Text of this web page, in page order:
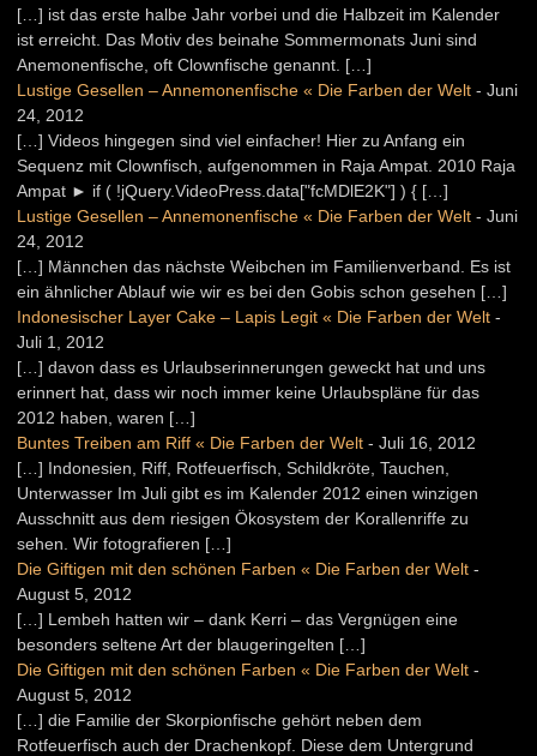
[…] ist das erste halbe Jahr vorbei und die Halbzeit im Kalender
ist erreicht. Das Motiv des beinahe Sommermonats Juni sind
Anemonenfische, oft Clownfische genannt. […]
Lustige Gesellen – Annemonenfische « Die Farben der Welt - Juni
24, 2012
[…] Videos hingegen sind viel einfacher! Hier zu Anfang ein
Sequenz mit Clownfisch, aufgenommen in Raja Ampat. 2010 Raja
Ampat ► if ( !jQuery.VideoPress.data["fcMDlE2K"] ) { […]
Lustige Gesellen – Annemonenfische « Die Farben der Welt - Juni
24, 2012
[…] Männchen das nächste Weibchen im Familienverband. Es ist
ein ähnlicher Ablauf wie wir es bei den Gobis schon gesehen […]
Indonesischer Layer Cake – Lapis Legit « Die Farben der Welt -
Juli 1, 2012
[…] davon dass es Urlaubserinnerungen geweckt hat und uns
erinnert hat, dass wir noch immer keine Urlaubspläne für das
2012 haben, waren […]
Buntes Treiben am Riff « Die Farben der Welt - Juli 16, 2012
[…] Indonesien, Riff, Rotfeuerfisch, Schildkröte, Tauchen,
Unterwasser Im Juli gibt es im Kalender 2012 einen winzigen
Ausschnitt aus dem riesigen Ökosystem der Korallenriffe zu
sehen. Wir fotografieren […]
Die Giftigen mit den schönen Farben « Die Farben der Welt -
August 5, 2012
[…] Lembeh hatten wir – dank Kerri – das Vergnügen eine
besonders seltene Art der blaugeringelten […]
Die Giftigen mit den schönen Farben « Die Farben der Welt -
August 5, 2012
[…] die Familie der Skorpionfische gehört neben dem
Rotfeuerfisch auch der Drachenkopf. Diese dem Untergrund